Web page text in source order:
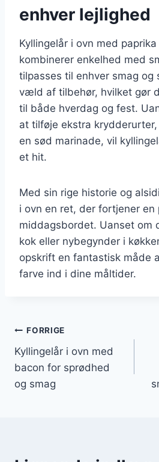
enhver lejlighed
Kyllingelår i ovn med
kombinerer enkelhed med
tilpasses til enhver smag og
væld af tilbehør, hvilket gør
til både hverdag og fest.
at tilføje ekstra
en sød marinade, vil
et hit.
Med sin rige historie og
i ovn en ret, der fortjener en
middagsbordet. Uanset om
kok eller nybegynder i
opskrift en fantastisk måde
farve ind i dine måltider.
Indlægsnavigation
FORRIGE
Kyllingelår i ovn med
bacon for sprødhed
og smag